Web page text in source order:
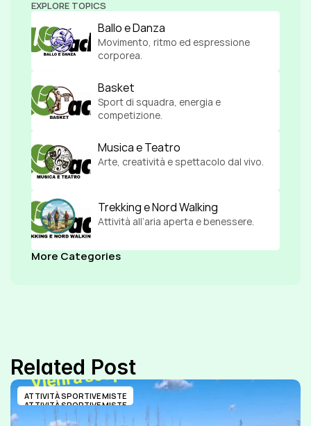
EXPLORE TOPICS
Ballo e Danza
Movimento, ritmo ed espressione
corporea.
Basket
Sport di squadra, energia e
competizione.
Musica e Teatro
Arte, creatività e spettacolo dal vivo.
Trekking e Nord Walking
Attività all’aria aperta e benessere.
More Categories
Related Post
ATTIVITÀ SPORTIVE MISTE
ATTIVITÀ SPORTIVE MISTE